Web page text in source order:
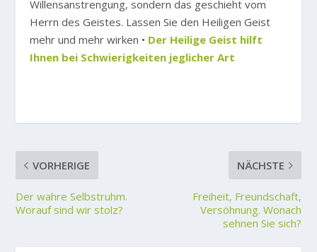
Willensanstrengung, sondern das geschieht vom
Herrn des Geistes. Lassen Sie den Heiligen Geist
mehr und mehr wirken • Der Heilige Geist hilft
Ihnen bei Schwierigkeiten jeglicher Art
VORHERIGE
Der wahre Selbstruhm.
Worauf sind wir stolz?
NÄCHSTE
Freiheit, Freundschaft,
Versöhnung. Wonach
sehnen Sie sich?